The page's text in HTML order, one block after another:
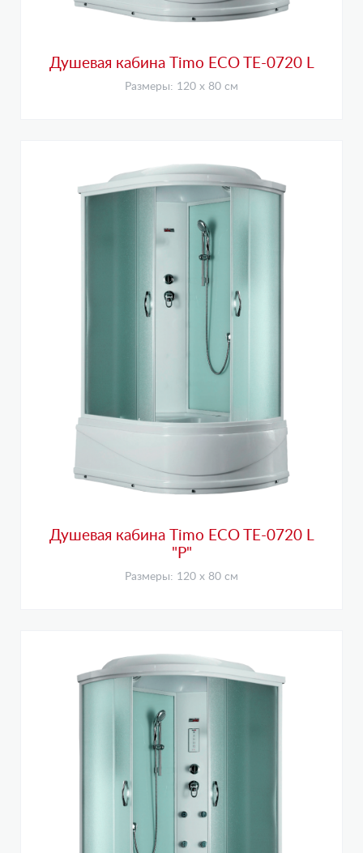
Душевая кабина Timo ECO TE-0720 L
Размеры: 120 х 80 см
Душевая кабина Timo ECO TE-0720 L
"P"
Размеры: 120 х 80 см